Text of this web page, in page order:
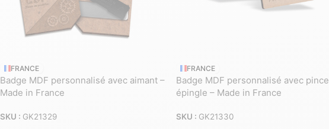
FRANCE
Badge MDF personnalisé avec aimant –
Made in France
SKU : GK21329
FRANCE
Badge MDF personnalisé avec pince
épingle – Made in France
SKU : GK21330